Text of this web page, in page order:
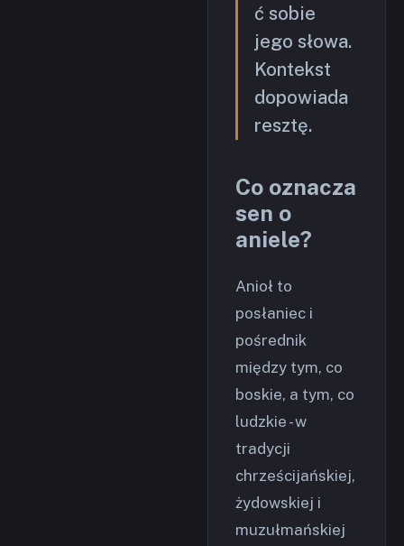
ć sobie
jego słowa.
Kontekst
dopowiada
resztę.
Co oznacza
sen o
aniele?
Anioł to
posłaniec i
pośrednik
między tym, co
boskie, a tym, co
ludzkie - w
tradycji
chrześcijańskiej,
żydowskiej i
muzułmańskiej